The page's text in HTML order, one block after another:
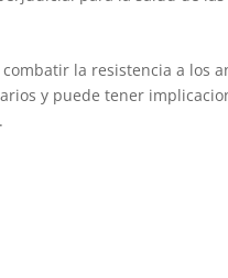
la resistencia a los
y puede tener